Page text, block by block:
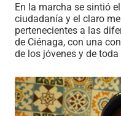
En la marcha se sintió
ciudadanía y el claro
pertenecientes a las
de Ciénaga, con una
de los jóvenes y de